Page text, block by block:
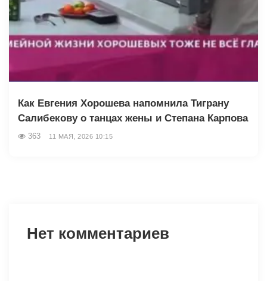
Как Евгения Хорошева напомнила Тиграну
Салибекову о танцах жены и Степана Карпова
363 11 МАЯ, 2026 10:15
Нет комментариев